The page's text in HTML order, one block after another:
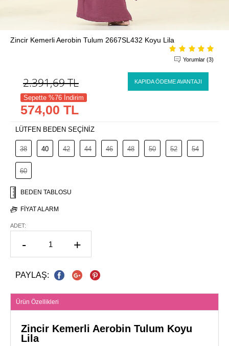
Zincir Kemerli Aerobin Tulum 2667SL432 Koyu Lila
Yorumlar (3)
2.391,69TL KAPIDA ÖDEME AVANTAJI
Sepette %76 İndirim
574,00 TL
LÜTFEN BEDEN SEÇİNİZ
38 40 42 44 46 48 50 52 54
60
BEDEN TABLOSU
FIYAT ALARM
ADET:
- +
PAYLAŞ:
Ürün Özellikleri
Zincir Kemerli Aerobin Tulum Koyu
Lila